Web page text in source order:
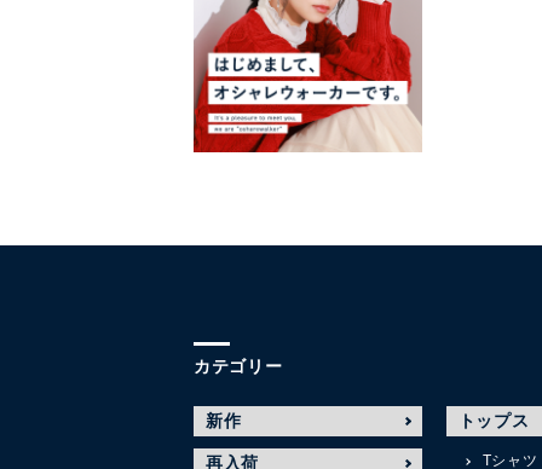
カテゴリー
新作
再入荷
トップス
Tシャツ